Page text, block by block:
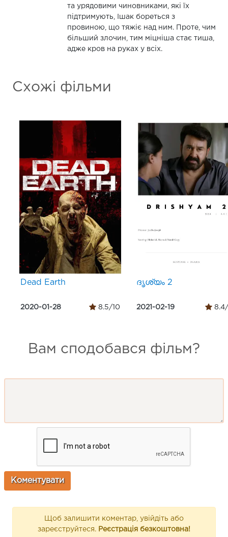
та урядовими чиновниками, які їх
підтримують, Ішак бореться з
провиною, що тяжіє над ним. Проте, чим
більший злочин, тим міцніша стає тиша,
адже кров на руках у всіх.
Схожі фільми
Dead Earth
2020-01-28 8.5/10
ദൃശ്യം 2
2021-02-19 8.4/
Вам сподобався фільм?
Щоб залишити коментар, увійдіть або
зареєструйтеся. Реєстрація безкоштовна!